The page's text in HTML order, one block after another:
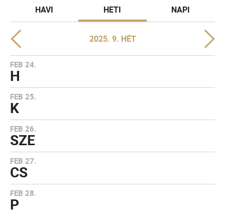
HAVI HETI NAPI
2025. 9. HÉT
FEB 24.
H
FEB 25.
K
FEB 26.
SZE
FEB 27.
CS
FEB 28.
P